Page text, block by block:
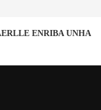
ENRIBA UNHA